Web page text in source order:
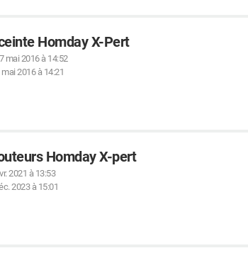
Homday X-Pert
7 mai 2016 à 14:52
mai 2016 à 14:21
Homday X-pert
2021 à 13:53
2023 à 15:01